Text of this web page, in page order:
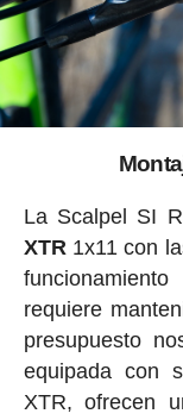
La Scalpel SI
XTR1x11 con
requiere
presupuesto
equipada con
XTR, ofrecen